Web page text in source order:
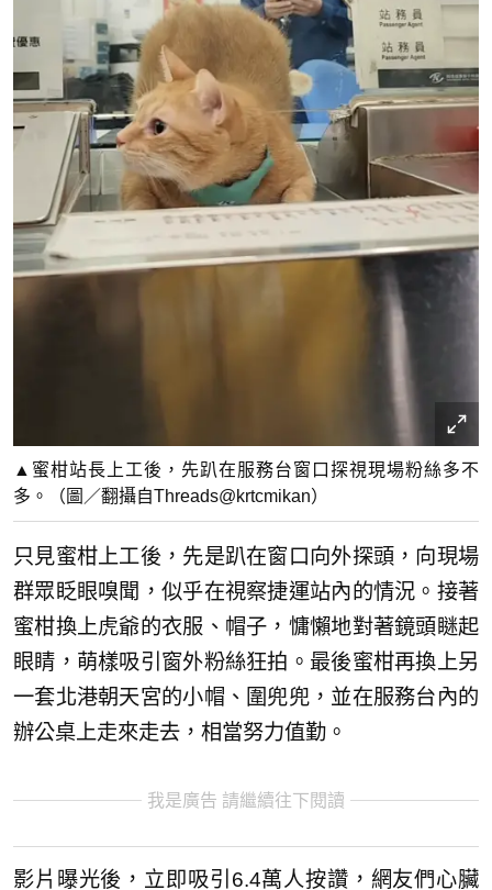
▲蜜柑站長上工後，先趴在服務台窗口探視現場粉絲多不
多。（圖／翻攝自Threads@krtcmikan）
只見蜜柑上工後，先是趴在窗口向外探頭，向現場
群眾眨眼嗅聞，似乎在視察捷運站內的情況。接著
蜜柑換上虎爺的衣服、帽子，慵懶地對著鏡頭瞇起
眼睛，萌樣吸引窗外粉絲狂拍。最後蜜柑再換上另
一套北港朝天宮的小帽、圍兜兜，並在服務台內的
辦公桌上走來走去，相當努力值勤。
我是廣告 請繼續往下閱讀
影片曝光後，立即吸引6.4萬人按讚，網友們心臟